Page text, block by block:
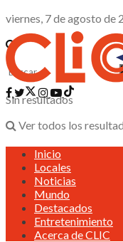
viernes, 7 de agosto de
Sin resultados
Ver todos los
Inicio
Locales
Noticias
Mundo
Destacados
Entretenimiento
Acerca de CLIC